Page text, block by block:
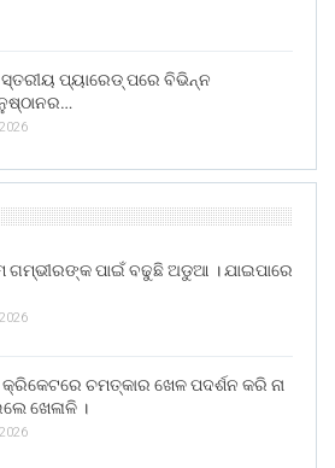
ସ୍ତରୀୟ ପ୍ୟାରେଡ୍ ପରେ ବିଭିନ୍ନ
ଗମ୍ଭୀରଙ୍କ ପାଇଁ ବଢୁଛି ଅଡୁଆ । ଯାଇପାରେ
ଚମତ୍କାର ଖେଳ ପଦର୍ଶନ କରି ନା
ଖେଳାଳି ।